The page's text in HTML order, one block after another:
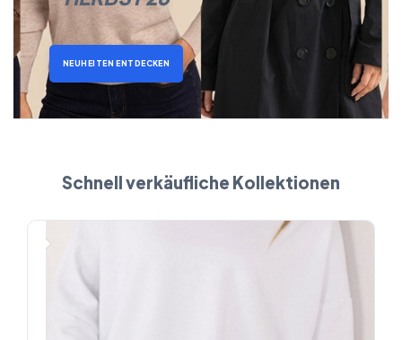
NEUHEITEN ENTDECKEN
Schnell verkäufliche Kollektionen